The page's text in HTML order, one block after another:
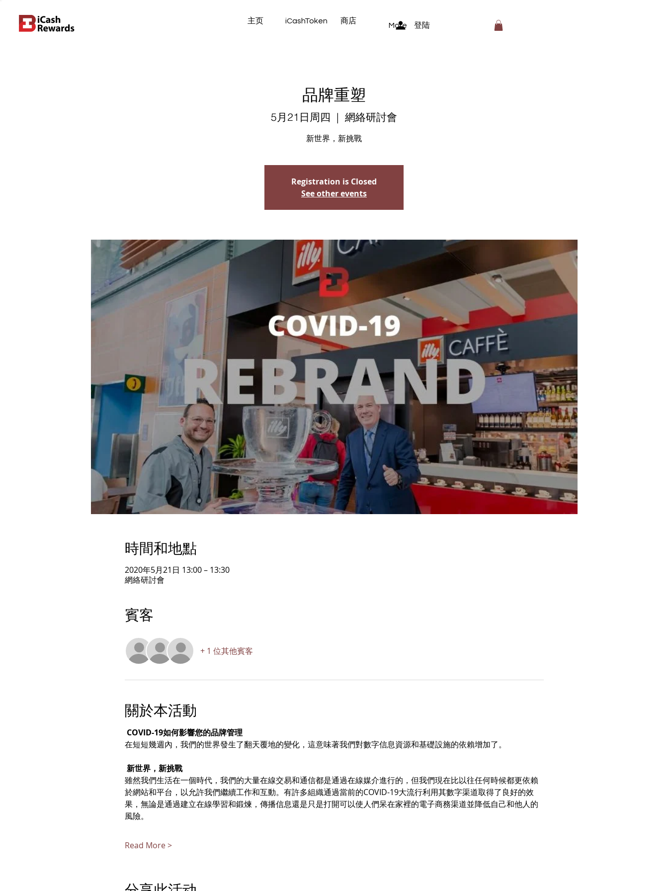
主页 iCashToken 商店
More 登陆
品牌重塑
5月21日周四
  |
網絡研討會
新世界，新挑戰
Registration is Closed
See other events
時間和地點
2020年5月21日 13:00 – 13:30
網絡研討會
賓客
+ 1 位其他賓客
關於本活動
COVID-19如何影響您的品牌管理
在短短幾週內，我們的世界發生了翻天覆地的變化，這意味著我們對數字信息資源和基礎設施的依賴增加了。
新世界，新挑戰
雖然我們生活在一個時代，我們的大量在線交易和通信都是通過在線媒介進行的，但我們現在比以往任何時候都更依賴
於網站和平台，以允許我們繼續工作和互動。有許多組織通過當前的COVID-19大流行利用其數字渠道取得了良好的效
果，無論是通過建立在線學習和鍛煉，傳播信息還是只是打開可以使人們呆在家裡的電子商務渠道並降低自己和他人的
風險。
Read More >